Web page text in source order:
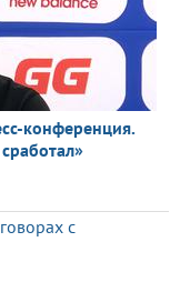
конференция.
с